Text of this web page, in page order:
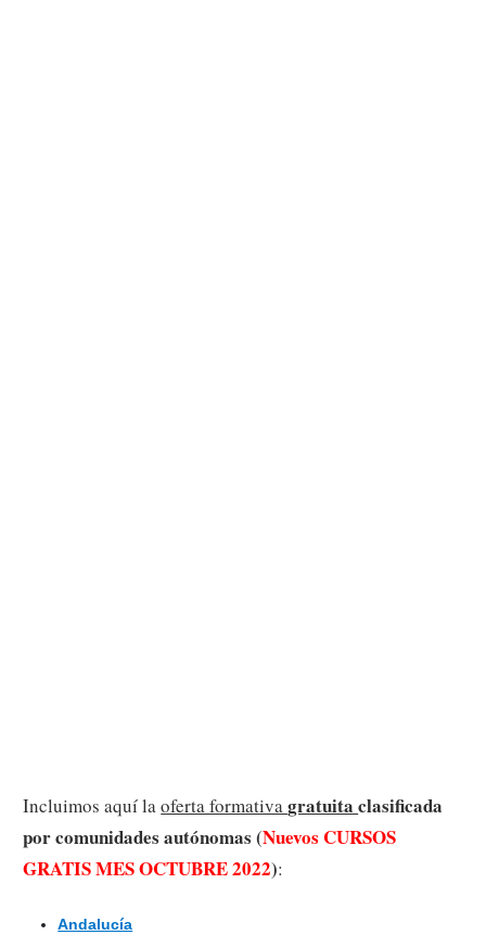
Incluimos aquí laoferta formativagratuitaclasificada
por comunidades autónomas (Nuevos CURSOS
GRATIS MES OCTUBRE 2022):
Andalucía